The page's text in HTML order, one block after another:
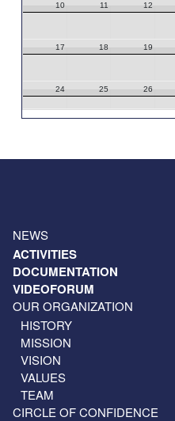
10 11 12
17 18 19
24 25 26
NEWS
ACTIVITIES
DOCUMENTATION
VIDEOFORUM
OUR ORGANIZATION
HISTORY
MISSION
VISION
VALUES
TEAM
CIRCLE OF CONFIDENCE